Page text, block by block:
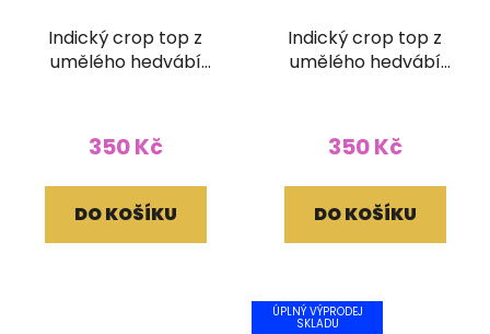
Indický crop top z
umělého hedvábí
350 Kč
DO KOŠÍKU
Indický crop top z
umělého hedvábí
350 Kč
DO KOŠÍKU
ÚPLNÝ VÝPRODEJ
SKLADU